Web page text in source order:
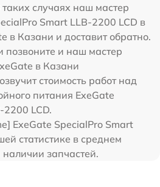
случаях наш мастер
Smart LLB-2200 LCD в
в Казани и доставит обратно.
позвоните и наш мастер
в Казани
стоимость работ над
питания ExeGate
2200 LCD.
ExeGate SpecialPro Smart
статистике в среднем
запчастей.